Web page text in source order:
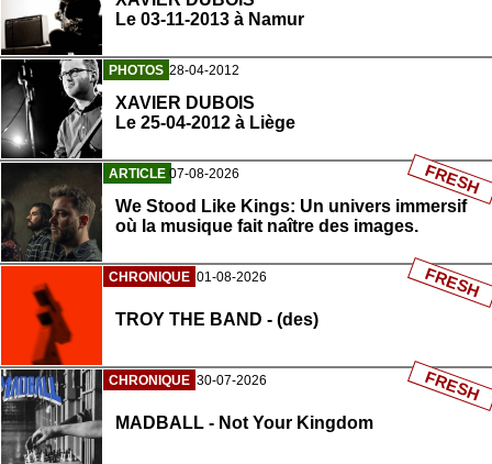
Le 03-11-2013 à Namur
PHOTOS 28-04-2012
XAVIER DUBOIS
Le 25-04-2012 à Liège
ARTICLE 07-08-2026
We Stood Like Kings: Un univers immersif
où la musique fait naître des images.
FRESH
CHRONIQUE 01-08-2026
TROY THE BAND - (des)
FRESH
CHRONIQUE 30-07-2026
MADBALL - Not Your Kingdom
FRESH